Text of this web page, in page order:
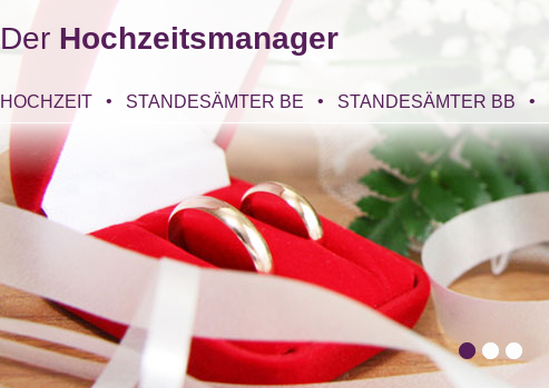
Der Hochzeitsmanager
HOCHZEIT STANDESÄMTER BE STANDESÄMTER BB